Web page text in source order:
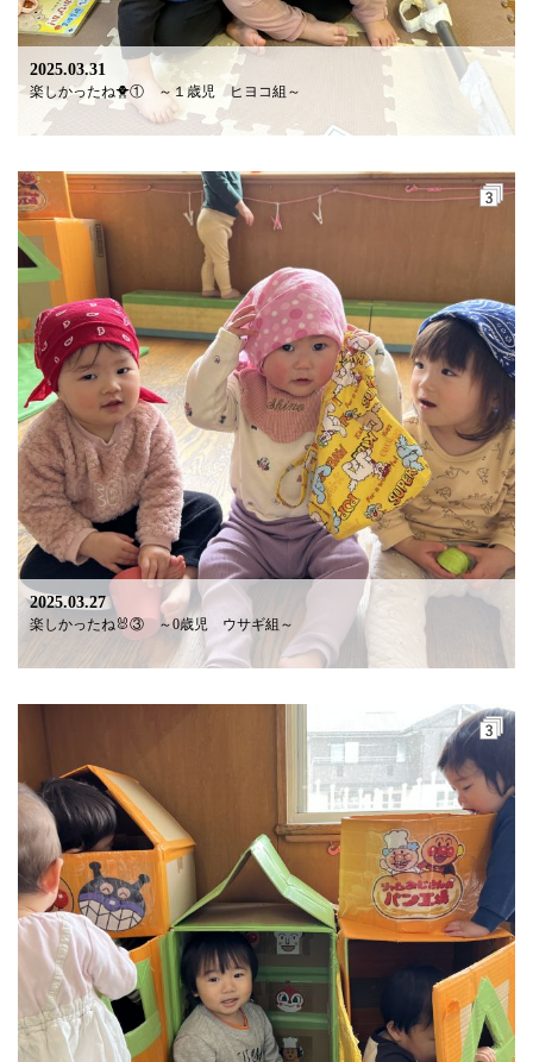
2025.03.31
楽しかったね🐥① ～１歳児 ヒヨコ組～
2025.03.27
楽しかったね🐰③ ～0歳児 ウサギ組～